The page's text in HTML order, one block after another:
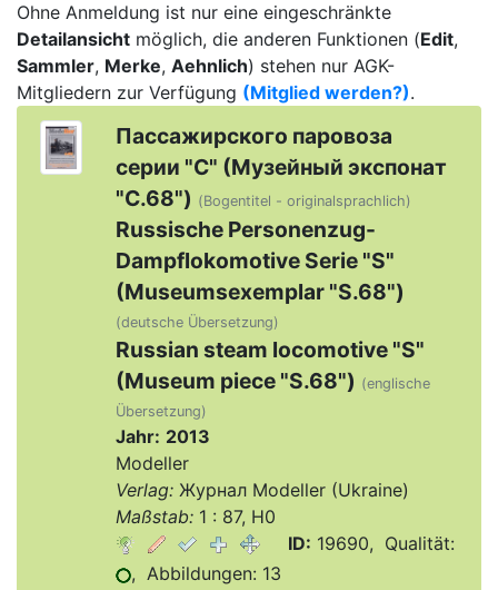
Ohne Anmeldung ist nur eine eingeschränkte
Detailansicht möglich, die anderen Funktionen (Edit,
Sammler, Merke, Aehnlich) stehen nur AGK-
Mitgliedern zur Verfügung (Mitglied werden?).
Пассажирского паровоза
серии "С" (Музейный экспонат
"С.68") (Bogentitel - originalsprachlich)
Russische Personenzug-
Dampflokomotive Serie "S"
(Museumsexemplar "S.68")
(deutsche Übersetzung)
Russian steam locomotive "S"
(Museum piece "S.68") (englische
Übersetzung)
Jahr: 2013
Modeller
Verlag:Журнал Modeller (Ukraine)
Maßstab:1 : 87, H0
ID: 19690, Qualität:
, Abbildungen: 13